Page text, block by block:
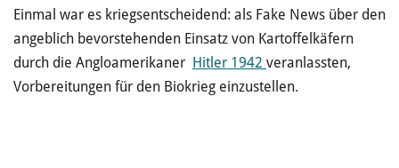
Einmal war es kriegsentscheidend: als Fake News über den
angeblich bevorstehenden Einsatz von Kartoffelkäfern
durch die Angloamerikaner Hitler 1942 veranlassten,
Vorbereitungen für den Biokrieg einzustellen.